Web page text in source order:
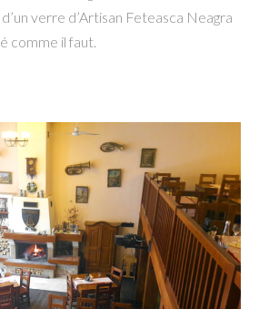
verre d’Artisan Feteasca Neagra
comme il faut.